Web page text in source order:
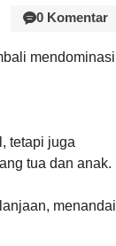
0 Komentar
mendominasi
tetapi juga
tua dan anak.
menandai